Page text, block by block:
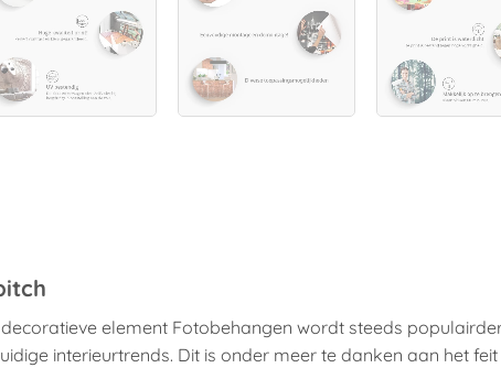
element Fotobehangen wordt steeds
interieurtrends. Dit is onder meer te danken aan het